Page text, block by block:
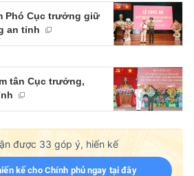
Phó Cục trưởng giữ
an tỉnh
tân Cục trưởng,
được 33 góp ý, hiến kế
kế cho Chính phủ ngay tại đây